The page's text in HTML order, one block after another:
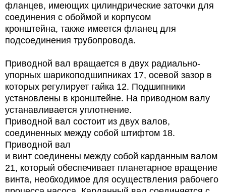
фланцев, имеющих цилиндрические заточки для
соединения с обоймой и корпусом
кронштейна, также имеется фланец для
подсоединения трубопровода.
Приводной вал вращается в двух радиально-
упорных шарикоподшипниках 17, осевой зазор в
которых регулирует гайка 12. Подшипники
установлены в кронштейне. На приводном валу
устанавливается уплотнение.
Приводной вал состоит из двух валов,
соединенных между собой штифтом 18.
Приводной вал
и винт соединены между собой карданным валом
21, который обеспечивает планетарное вращение
винта, необходимое для осуществления рабочего